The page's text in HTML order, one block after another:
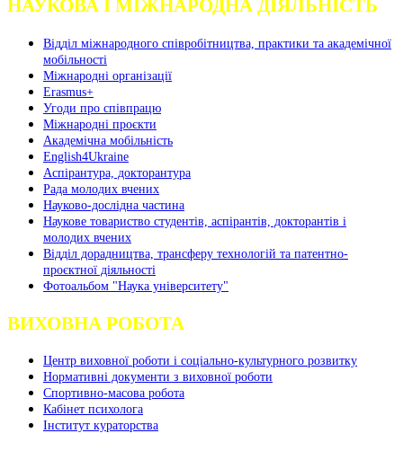
НАУКОВА І МІЖНАРОДНА ДІЯЛЬНІСТЬ
Відділ міжнародного співробітництва, практики та академічної
мобільності
Міжнародні організації
Erasmus+
Угоди про співпрацю
Міжнародні проєкти
Академічна мобільність
English4Ukraine
Аспірантура, докторантура
Рада молодих вчених
Науково-дослідна частина
Наукове товариство студентів, аспірантів, докторантів і
молодих вчених
Відділ дорадництва, трансферу технологій та патентно-
проєктної діяльності
Фотоальбом "Наука університету"
ВИХОВНА РОБОТА
Центр виховної роботи і соціально-культурного розвитку
Нормативні документи з виховної роботи
Спортивно-масова робота
Кабінет психолога
Інститут кураторства